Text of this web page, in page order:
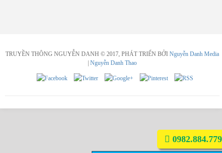
TRUYỀN THÔNG NGUYỄN DANH © 2017, PHÁT TRIỂN BỞI Nguyễn Danh Media
Nguyễn Danh Thao
0982.884.779